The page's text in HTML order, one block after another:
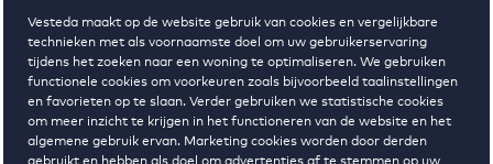
Vesteda maakt op de website gebruik van cookies en vergelijkbare
technieken met als voornaamste doel om uw gebruikerservaring
tijdens het zoeken naar een woning te optimaliseren. We gebruiken
functionele cookies om voorkeuren zoals bijvoorbeeld taalinstellingen
en favorieten op te slaan. Verder gebruiken we statistische cookies
om meer inzicht te krijgen in het functioneren van de website en het
algemene gebruik ervan. Marketing cookies worden door derden
Reitdiep Haven